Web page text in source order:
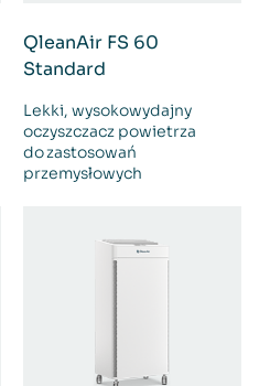
QleanAir FS 60
Standard
Lekki, wysokowydajny
oczyszczacz powietrza
do zastosowań
przemysłowych